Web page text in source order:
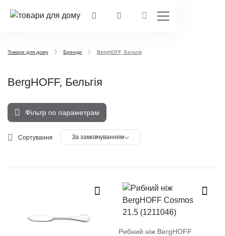
Товари для дому Бренди BergHOFF, Бельгія
BergHOFF, Бельгія
Фільтр по параметрам
Сортування За замовчуванням
Рибний ніж BergHOFF